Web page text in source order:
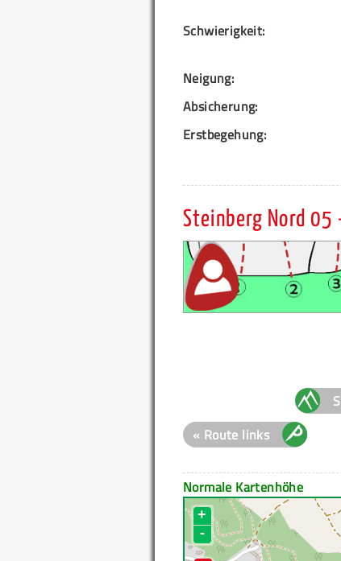
Schwierigkeit:
Neigung:
Absicherung:
Erstbegehung:
Steinberg Nord 05
« Route links
Normale Kartenhöhe
+
-